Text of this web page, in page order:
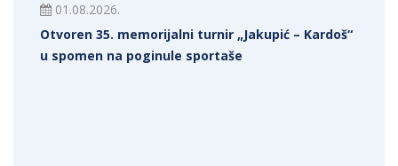
01.08.2026.
Otvoren 35. memorijalni turnir „Jakupić – Kardoš“
u spomen na poginule sportaše